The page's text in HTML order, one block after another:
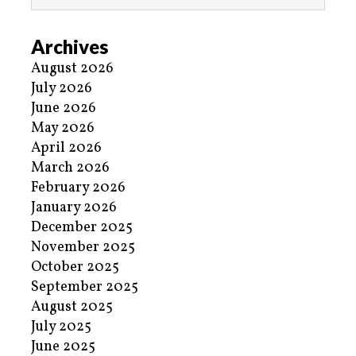
Archives
August 2026
July 2026
June 2026
May 2026
April 2026
March 2026
February 2026
January 2026
December 2025
November 2025
October 2025
September 2025
August 2025
July 2025
June 2025